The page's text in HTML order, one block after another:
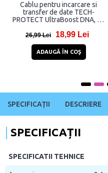
Cablu pentru incarcare si
transfer de date TECH-
PROTECT UltraBoost DNA, 2x
26,99 Lei 18,99 Lei
ADAUGĂ ÎN COŞ
SPECIFICAȚII DESCRIERE
SPECIFICAȚII
SPECIFICATII TEHNICE